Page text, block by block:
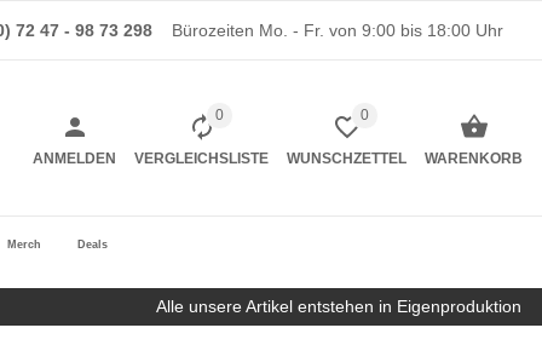
72 47 - 98 73 298 Bürozeiten Mo. - Fr. von 9:00 bis 18:00 Uhr
ANMELDEN
0
VERGLEICHSLISTE
0
WUNSCHZETTEL WARENKORB
Merch Deals
Alle unsere Artikel entstehen in Eigenproduktion